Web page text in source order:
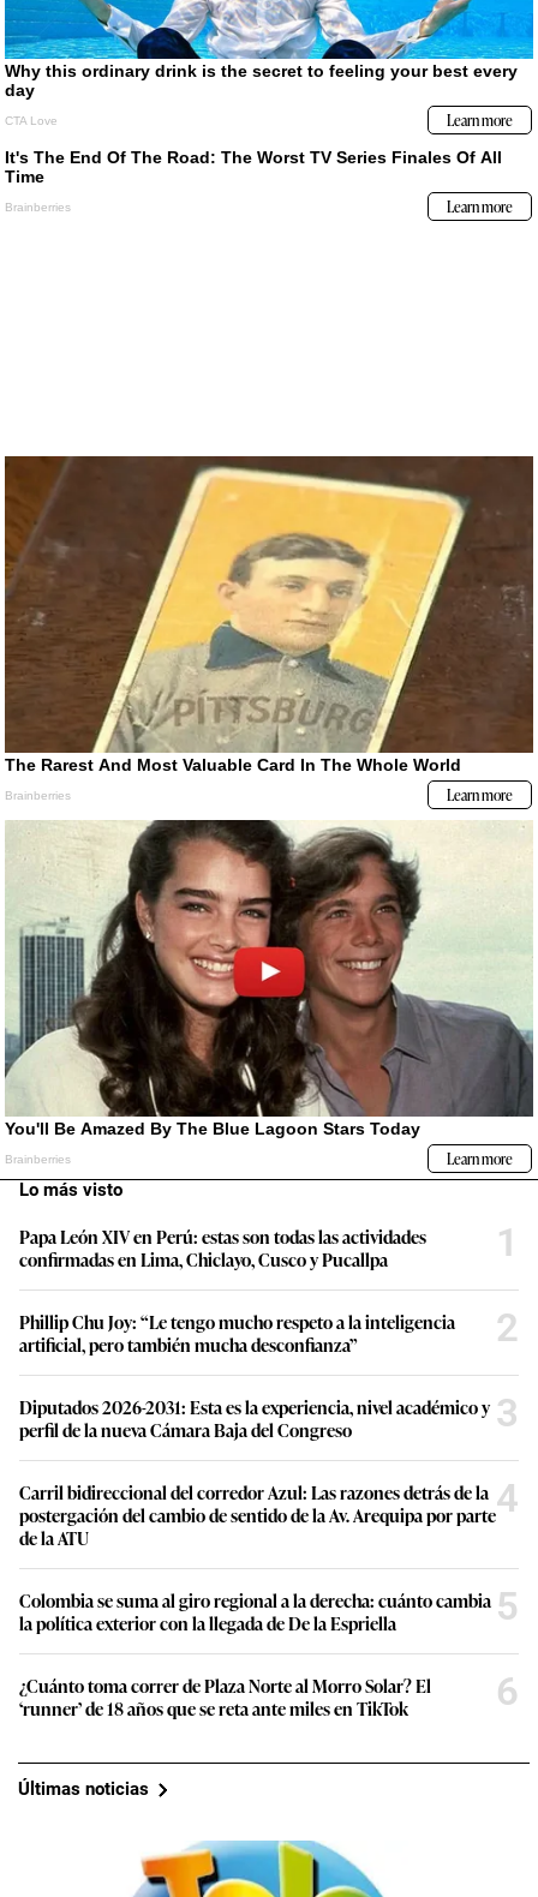
Lo más visto
Papa León XIV en Perú: estas son todas las actividades
confirmadas en Lima, Chiclayo, Cusco y Pucallpa
1
Phillip Chu Joy: “Le tengo mucho respeto a la inteligencia
artificial, pero también mucha desconfianza”
2
Diputados 2026-2031: Esta es la experiencia, nivel académico y
perfil de la nueva Cámara Baja del Congreso
3
Carril bidireccional del corredor Azul: Las razones detrás de la
postergación del cambio de sentido de la Av. Arequipa por parte
de la ATU
4
Colombia se suma al giro regional a la derecha: cuánto cambia
la política exterior con la llegada de De la Espriella
5
¿Cuánto toma correr de Plaza Norte al Morro Solar? El
‘runner’ de 18 años que se reta ante miles en TikTok
6
Últimas noticias